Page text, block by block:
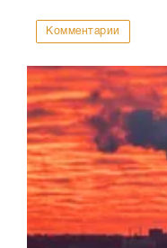
Комментарии